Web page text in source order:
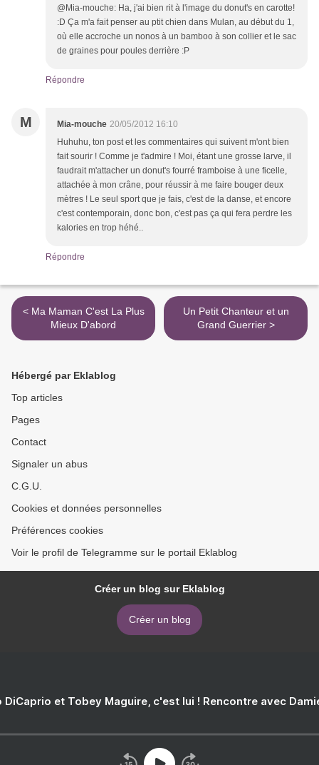
@Mia-mouche: Ha, j'ai bien rit à l'image du donut's en carotte!
:D Ça m'a fait penser au ptit chien dans Mulan, au début du 1,
où elle accroche un nonos à un bamboo à son collier et le sac
de graines pour poules derrière :P
Répondre
M Mia-mouche 20/05/2012 16:10
Huhuhu, ton post et les commentaires qui suivent m'ont bien
fait sourir ! Comme je t'admire ! Moi, étant une grosse larve, il
faudrait m'attacher un donut's fourré framboise à une ficelle,
attachée à mon crâne, pour réussir à me faire bouger deux
mètres ! Le seul sport que je fais, c'est de la danse, et encore
c'est contemporain, donc bon, c'est pas ça qui fera perdre les
kalories en trop héhé..
Répondre
< Ma Maman C'est La Plus
Mieux D'abord
Un Petit Chanteur et un
Grand Guerrier >
Hébergé par Eklablog
Top articles
Pages
Contact
Signaler un abus
C.G.U.
Cookies et données personnelles
Préférences cookies
Voir le profil de Telegramme sur le portail Eklablog
Créer un blog sur Eklablog
Créer un blog
DiCaprio et Tobey Maguire, c'est lui ! Rencontre avec